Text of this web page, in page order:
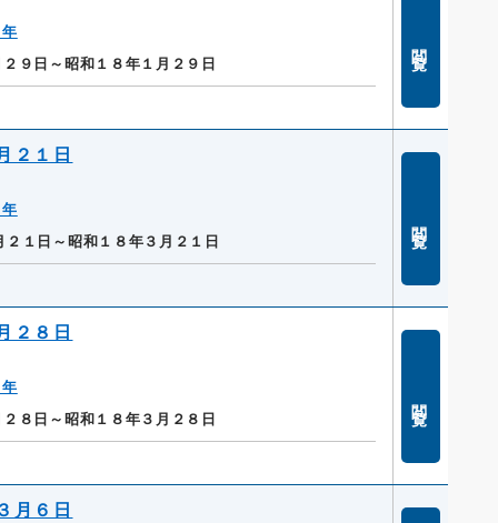
９日～昭和１８年１月２９日
２１日
２１日～昭和１８年３月２１日
２８日
８日～昭和１８年３月２８日
月６日